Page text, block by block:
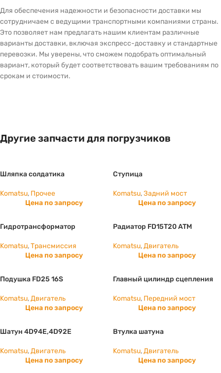
Для обеспечения надежности и безопасности доставки мы
сотрудничаем с ведущими транспортными компаниями страны.
Это позволяет нам предлагать нашим клиентам различные
варианты доставки, включая экспресс-доставку и стандартные
перевозки. Мы уверены, что сможем подобрать оптимальный
вариант, который будет соответствовать вашим требованиям по
срокам и стоимости.
Другие запчасти для погрузчиков
Шляпка солдатика
Komatsu, Прочее
Цена по запросу
Ступица
Komatsu,Задний мост
Цена по запросу
Гидротрансформатор
Komatsu,Трансмиссия
Цена по запросу
Радиатор FD15T20 ATM
Komatsu,Двигатель
Цена по запросу
Подушка FD25 16S
Komatsu,Двигатель
Цена по запросу
Главный цилиндр сцепления
Komatsu, Передний мост
Цена по запросу
Шатун 4D94E,4D92E
Komatsu,Двигатель
Цена по запросу
Втулка шатуна
Komatsu,Двигатель
Цена по запросу